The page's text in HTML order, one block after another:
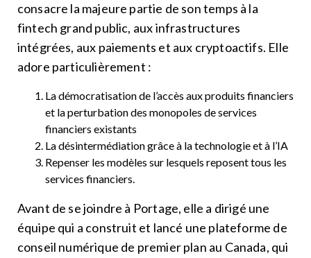
consacre la majeure partie de son temps à la
fintech grand public, aux infrastructures
intégrées, aux paiements et aux cryptoactifs. Elle
adore particulièrement :
La démocratisation de l’accès aux produits financiers
et la perturbation des monopoles de services
financiers existants
La désintermédiation grâce à la technologie et à l’IA
Repenser les modèles sur lesquels reposent tous les
services financiers.
Avant de se joindre à Portage, elle a dirigé une
équipe qui a construit et lancé une plateforme de
conseil numérique de premier plan au Canada, qui